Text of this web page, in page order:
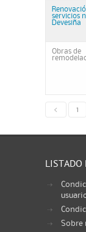
servicios
Devesiña
Obras de
< 1
LISTADO
Sobre